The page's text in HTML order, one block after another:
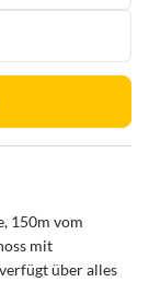
150m vom
mit
über alles